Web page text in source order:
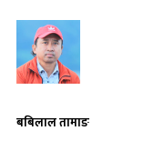
बबिलाल तामाङ